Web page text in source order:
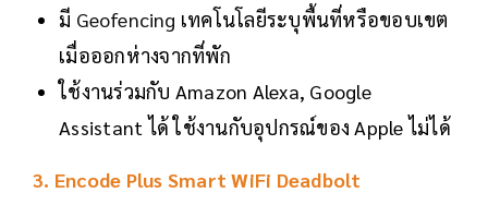
มี Geofencing เทคโนโลยีระบุพื้นที่หรือขอบเขต
เมื่อออกห่างจากที่พัก
ใช้งานร่วมกับ Amazon Alexa, Google
Assistant ได้ ใช้งานกับอุปกรณ์ของ Apple ไม่ได้
3. Encode Plus Smart WiFi Deadbolt